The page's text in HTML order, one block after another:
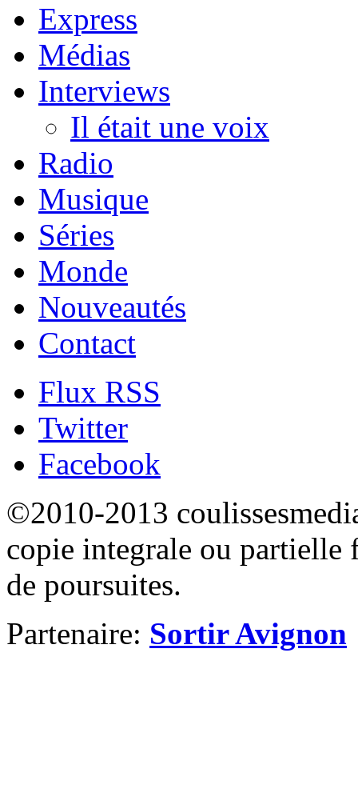
Express
Médias
Interviews
Il était une voix
Radio
Musique
Séries
Monde
Nouveautés
Contact
Flux RSS
Twitter
Facebook
©2010-2013
copie integrale ou partielle
de poursuites.
Partenaire: Sortir Avignon